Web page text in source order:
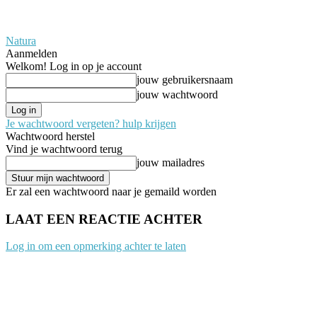
Natura
Aanmelden
Welkom! Log in op je account
jouw gebruikersnaam
jouw wachtwoord
Je wachtwoord vergeten? hulp krijgen
Wachtwoord herstel
Vind je wachtwoord terug
jouw mailadres
Er zal een wachtwoord naar je gemaild worden
LAAT EEN REACTIE ACHTER
Log in om een opmerking achter te laten